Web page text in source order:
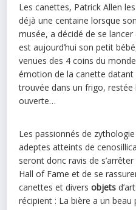
Les canettes, Patrick Allen
déjà une centaine lorsque
musée, a décidé de se
est aujourd’hui son petit
venues des 4 coins du
émotion de la canette datant
trouvée dans un frigo, restée
ouverte…
Les passionnés de
adeptes atteints de
seront donc ravis de
Hall of Fame et de se
canettes et diversobjets
récipient : La bière a un